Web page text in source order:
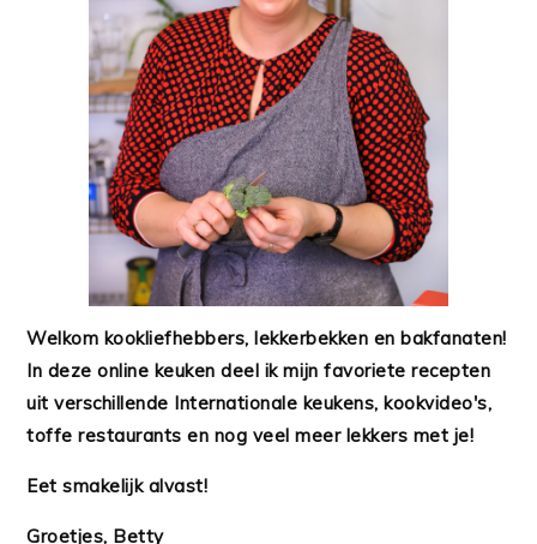
Welkom kookliefhebbers, lekkerbekken en bakfanaten!
In deze online keuken deel ik mijn favoriete recepten
uit verschillende Internationale keukens, kookvideo's,
toffe restaurants en nog veel meer lekkers met je!
Eet smakelijk alvast!
Groetjes, Betty